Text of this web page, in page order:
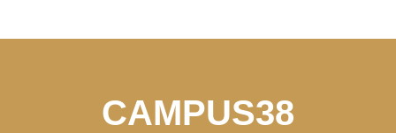
CAMPUS38